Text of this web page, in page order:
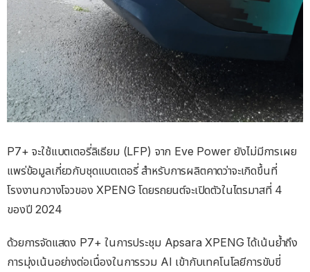
P7+ จะใช้แบตเตอรี่ลิเธียม (LFP) จาก Eve Power ยังไม่มีการเผย
แพร่ข้อมูลเกี่ยวกับชุดแบตเตอรี่ สำหรับการผลิตคาดว่าจะเกิดขึ้นที่
โรงงานกวางโจวของ XPENG โดยรถยนต์จะเปิดตัวในไตรมาสที่ 4
ของปี 2024
ด้วยการจัดแสดง P7+ ในการประชุม Apsara XPENG ได้เน้นย้ำถึง
การมุ่งเน้นอย่างต่อเนื่องในการรวม AI เข้ากับเทคโนโลยีการขับขี่